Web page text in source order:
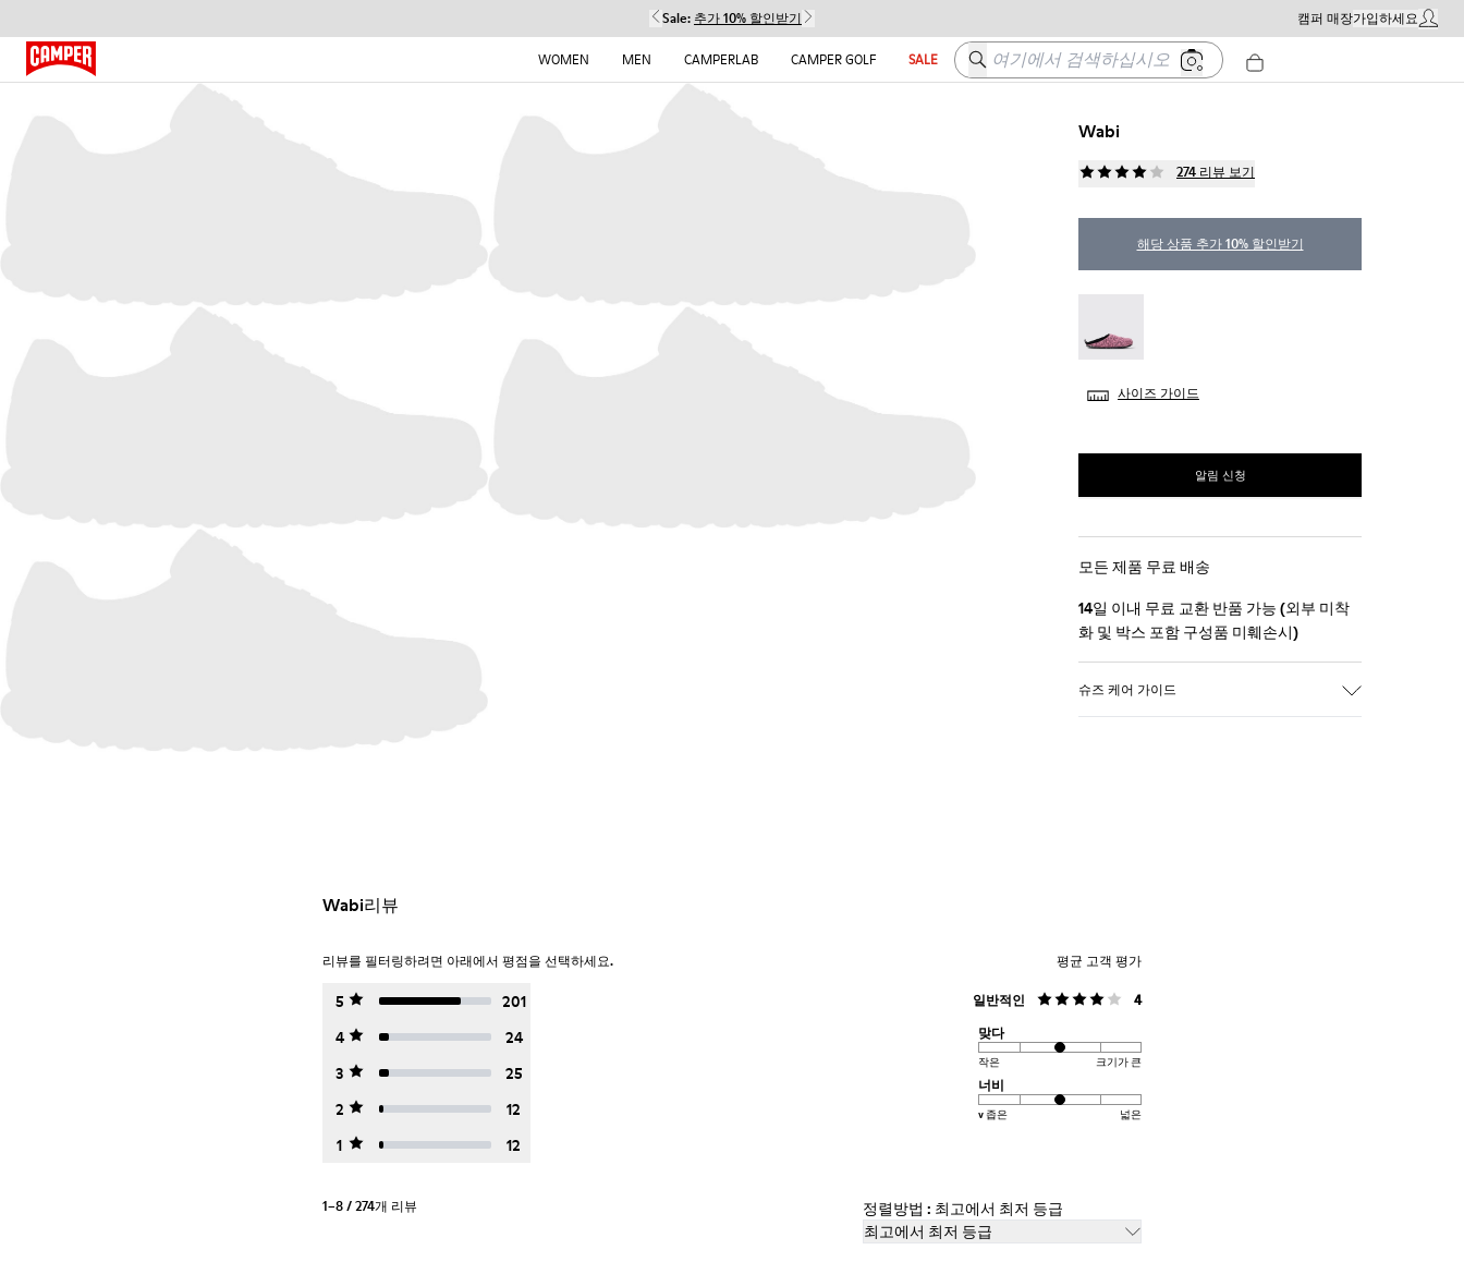
Sale: 추가 10% 할인받기 캠퍼 매장가입하세요내 계정
WOMEN
MEN CAMPERLAB CAMPER GOLF SALE 여기에서 검색하십시오
Wabi
274 리뷰 보기
해당 상품 추가 10% 할인받기
사이즈 가이드
알림 신청
모든 제품 무료 배송
14일 이내 무료 교환 반품 가능 (외부 미착
화 및 박스 포함 구성품 미훼손시)
슈즈 케어 가이드
Wabi리뷰
리뷰를 필터링하려면 아래에서 평점을 선택하세요.
5
201
4
24
3
25
2
12
1
12
평균 고객 평가
일반적인
4
맞다
작은 크기가 큰
너비
v 좁은 넓은
1–8 / 274개 리뷰
정렬방법 : 최고에서 최저 등급
최고에서 최저 등급